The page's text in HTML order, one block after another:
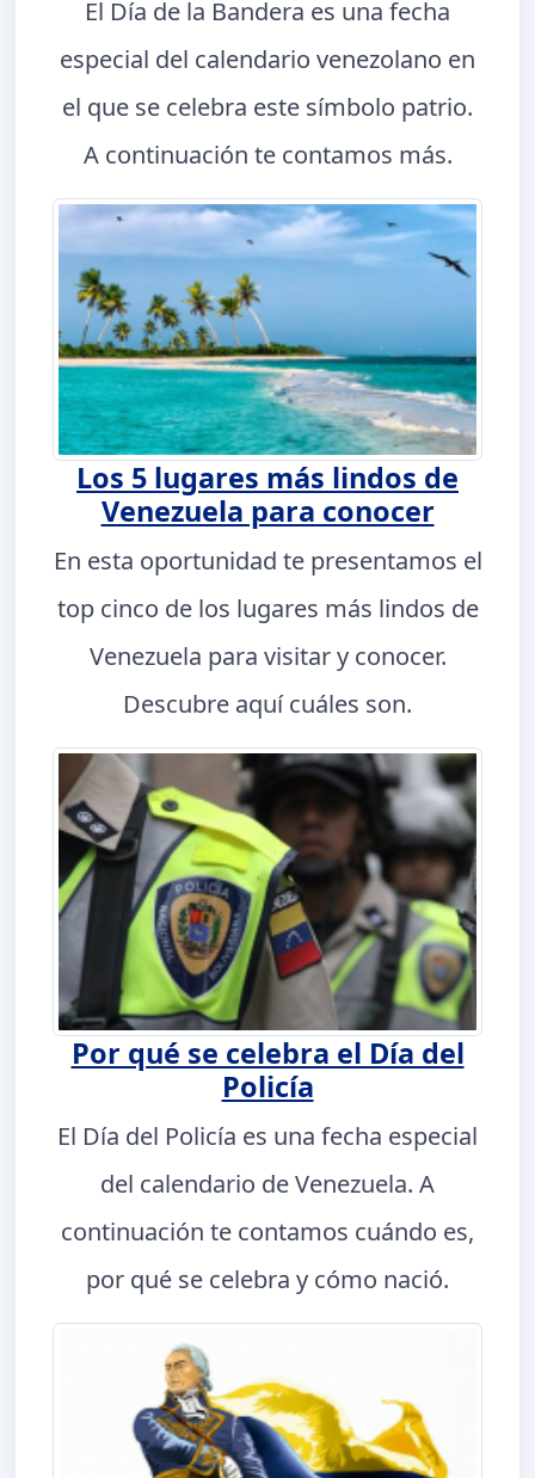
El Día de la Bandera es una fecha
especial del calendario venezolano en
el que se celebra este símbolo patrio.
A continuación te contamos más.
Los 5 lugares más lindos de
Venezuela para conocer
En esta oportunidad te presentamos el
top cinco de los lugares más lindos de
Venezuela para visitar y conocer.
Descubre aquí cuáles son.
Por qué se celebra el Día del
Policía
El Día del Policía es una fecha especial
del calendario de Venezuela. A
continuación te contamos cuándo es,
por qué se celebra y cómo nació.